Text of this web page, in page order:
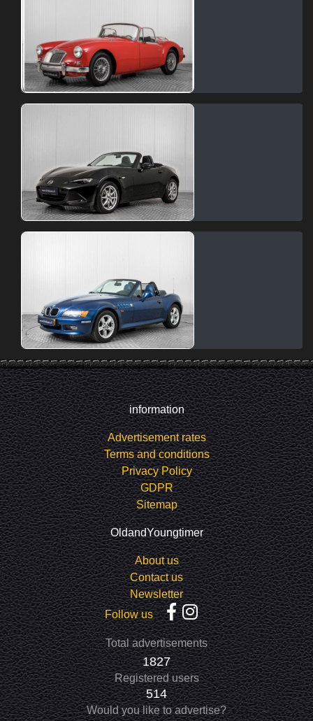
information
Advertisement rates
Terms and conditions
Privacy Policy
GDPR
Sitemap
OldandYoungtimer
About us
Contact us
Newsletter
Follow us
Total advertisements
1827
Registered users
514
Would you like to advertise?